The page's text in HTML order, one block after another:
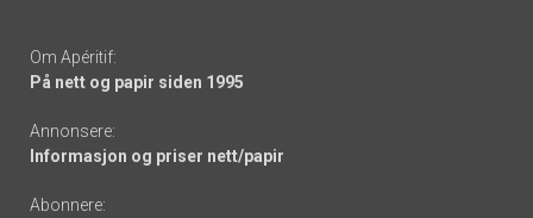
Om Apéritif:
På nett og papir siden 1995
Annonsere:
Informasjon og priser nett/papir
Abonnere: